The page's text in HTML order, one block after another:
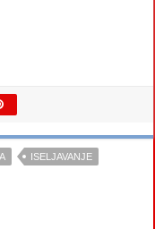
ISELJAVANJE